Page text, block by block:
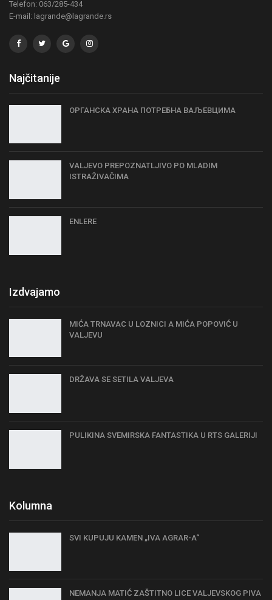
Telefon: 063/285-434
E-mail: lagrande@lagrande.rs
Najčitanije
ОРГАНСКА ХРАНА ПОТРЕБНА ВАЉЕВЦИМА
VALJEVO PREPOZNATLJIVO PO MLADIM
ISTRAŽIVAČIMA
ENLERE
Izdvajamo
MIĆA TRNAVAC U LOZNICI A MIĆA POPOVIĆ U
VALJEVU
DRŽAVA SE SETILA VALJEVA
PULIKINA SVEMIRSKA FANTASTIKA U RTS GALERIJI
Kolumna
SVI KUPUJU KAMEN „IVA AGRAR-A“
NEMANJA MATIĆ ZAŠTITNO LICE VALJEVSKOG PIVA